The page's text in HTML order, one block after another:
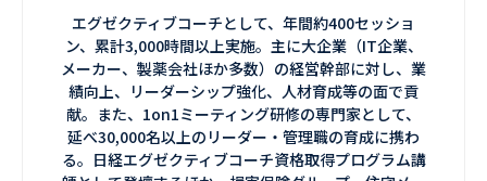
エグゼクティブコーチとして、年間約400セッショ
ン、累計3,000時間以上実施。主に大企業（IT企業、
メーカー、製薬会社ほか多数）の経営幹部に対し、業
績向上、リーダーシップ強化、人材育成等の面で貢
献。また、1on1ミーティング研修の専門家として、
延べ30,000名以上のリーダー・管理職の育成に携わ
る。日経エグゼクティブコーチ資格取得プログラム講